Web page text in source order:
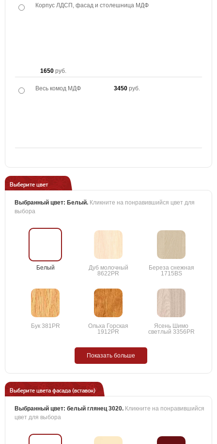
Корпус ЛДСП, фасад и столешница МДФ
1650 руб.
Весь комод МДФ 3450 руб.
Выберите цвет
Выбранный цвет: Белый. Кликните на понравившийся цвет для
выбора
Белый
Дуб молочный
8622PR
Береза снежная
1715BS
Бук 381PR
Ольха Горская
1912PR
Ясень Шимо
светлый 3356PR
Показать больше
Выберите цвета фасада (вставок)
Выбранный цвет: белый глянец 3020. Кликните на понравившийся
цвет для выбора